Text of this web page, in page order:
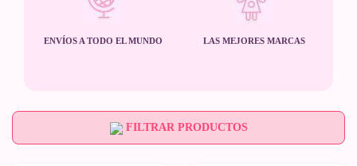
ENVÍOS A TODO EL MUNDO LAS MEJORES MARCAS
FILTRAR PRODUCTOS